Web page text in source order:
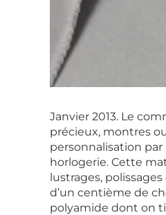
Janvier 2013. Le
précieux, montres
personnalisation par
horlogerie. Cette
lustrages,
d’un centième de
polyamide dont on